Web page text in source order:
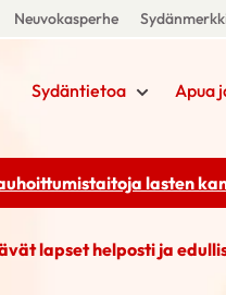
Neuvokasperhe
Sydäntietoa Apua
lasten
lapset helposti ja